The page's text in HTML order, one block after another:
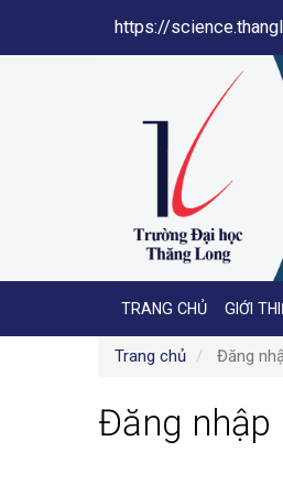
chính
https://
TRANG CHỦ GIỚI
Trang chủ Đăng
Đăng nhập